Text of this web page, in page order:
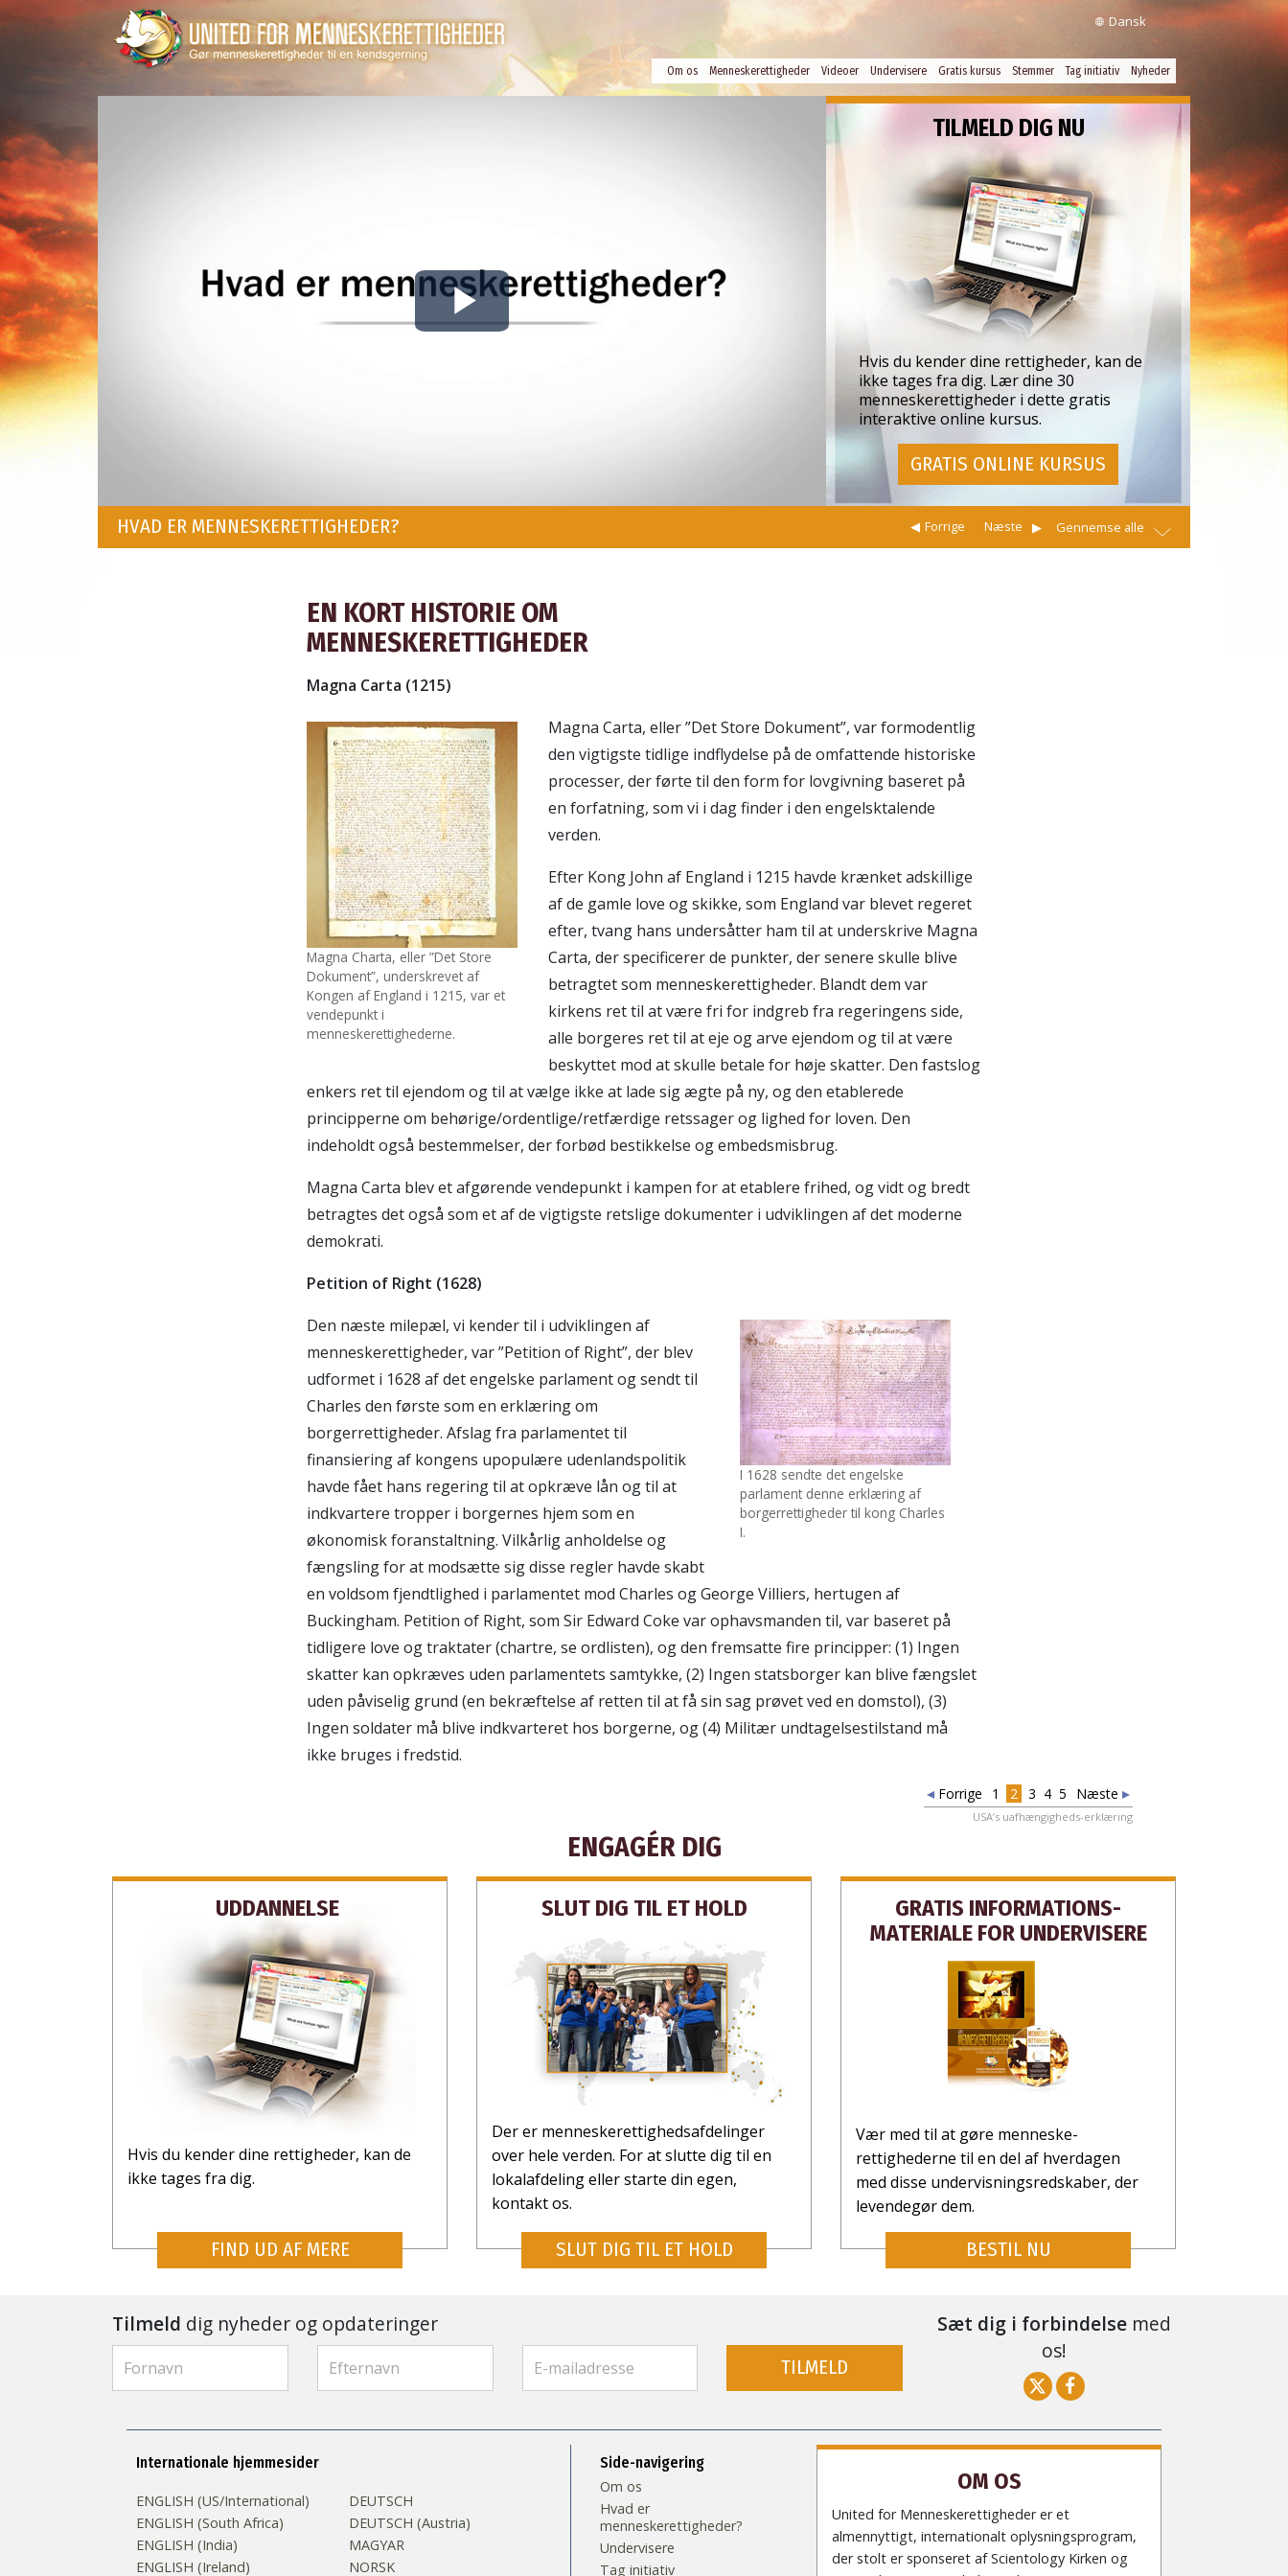
Dansk
Om os Menneskerettigheder Videoer Undervisere Gratis kursus Stemmer Tag initiativ Nyheder
Play
TILMELD DIG NU
Hvis du kender dine rettigheder, kan de
ikke tages fra dig. Lær dine 30
menneskerettigheder i dette gratis
interaktive online kursus.
GRATIS ONLINE KURSUS
HVAD ER MENNESKERETTIGHEDER? Næste
Forrige Gennemse alle
EN KORT HISTORIE OM
MENNESKERETTIGHEDER
Magna Carta (1215)
Magna Charta, eller ”Det Store
Dokument”, underskrevet af
Kongen af England i 1215, var et
vendepunkt i
menneskerettighederne.
Magna Carta, eller ”Det Store Dokument”, var formodentlig
den vigtigste tidlige indflydelse på de omfattende historiske
processer, der førte til den form for lovgivning baseret på
en forfatning, som vi i dag finder i den engelsktalende
verden.
Efter Kong John af England i 1215 havde krænket adskillige
af de gamle love og skikke, som England var blevet regeret
efter, tvang hans undersåtter ham til at underskrive Magna
Carta, der specificerer de punkter, der senere skulle blive
betragtet som menneskerettigheder. Blandt dem var
kirkens ret til at være fri for indgreb fra regeringens side,
alle borgeres ret til at eje og arve ejendom og til at være
beskyttet mod at skulle betale for høje skatter. Den fastslog
enkers ret til ejendom og til at vælge ikke at lade sig ægte på ny, og den etablerede
principperne om behørige/ordentlige/retfærdige retssager og lighed for loven. Den
indeholdt også bestemmelser, der forbød bestikkelse og embedsmisbrug.
Magna Carta blev et afgørende vendepunkt i kampen for at etablere frihed, og vidt og bredt
betragtes det også som et af de vigtigste retslige dokumenter i udviklingen af det moderne
demokrati.
Petition of Right (1628)
I 1628 sendte det engelske
parlament denne erklæring af
borgerrettigheder til kong Charles
I.
Den næste milepæl, vi kender til i udviklingen af
menneskerettigheder, var ”Petition of Right”, der blev
udformet i 1628 af det engelske parlament og sendt til
Charles den første som en erklæring om
borgerrettigheder. Afslag fra parlamentet til
finansiering af kongens upopulære udenlandspolitik
havde fået hans regering til at opkræve lån og til at
indkvartere tropper i borgernes hjem som en
økonomisk foranstaltning. Vilkårlig anholdelse og
fængsling for at modsætte sig disse regler havde skabt
en voldsom fjendtlighed i parlamentet mod Charles og George Villiers, hertugen af
Buckingham. Petition of Right, som Sir Edward Coke var ophavsmanden til, var baseret på
tidligere love og traktater (chartre, se ordlisten), og den fremsatte fire principper: (1) Ingen
skatter kan opkræves uden parlamentets samtykke, (2) Ingen statsborger kan blive fængslet
uden påviselig grund (en bekræftelse af retten til at få sin sag prøvet ved en domstol), (3)
Ingen soldater må blive indkvarteret hos borgerne, og (4) Militær undtagelsestilstand må
ikke bruges i fredstid.
Næste
1 2 3 4 5
Forrige
USA’s uafhængigheds-erklæring
ENGAGÉR DIG
UDDANNELSE
Hvis du kender dine rettigheder, kan de
ikke tages fra dig.
FIND UD AF MERE
SLUT DIG TIL ET HOLD
Der er menneske­rettigheds­afdelinger
over hele verden. For at slutte dig til en
lokalafdeling eller starte din egen,
kontakt os.
SLUT DIG TIL ET HOLD
GRATIS INFORMATIONS­
MATERIALE FOR UNDERVISERE
Vær med til at gøre menneske­
rettighederne til en del af hverdagen
med disse undervisningsredskaber, der
levendegør dem.
BESTIL NU
Tilmeld dig nyheder og opdateringer
TILMELD
Sæt dig i forbindelsemed
os!
Internationale hjemmesider
ENGLISH (US/International)
ENGLISH (South Africa)
ENGLISH (India)
ENGLISH (Ireland)
DEUTSCH
DEUTSCH (Austria)
MAGYAR
NORSK
Side-navigering
Om os
Hvad er
menneskerettigheder?
Undervisere
Tag initiativ
OM OS
United for Menneskerettigheder er et
almennyttigt, internationalt oplysningsprogram,
der stolt er sponseret af Scientology Kirken og